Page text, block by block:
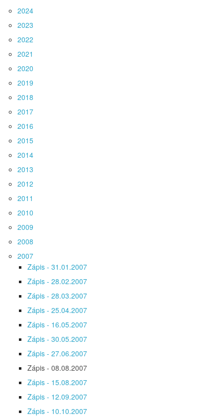
2024
2023
2022
2021
2020
2019
2018
2017
2016
2015
2014
2013
2012
2011
2010
2009
2008
2007
Zápis - 31.01.2007
Zápis - 28.02.2007
Zápis - 28.03.2007
Zápis - 25.04.2007
Zápis - 16.05.2007
Zápis - 30.05.2007
Zápis - 27.06.2007
Zápis - 08.08.2007
Zápis - 15.08.2007
Zápis - 12.09.2007
Zápis - 10.10.2007